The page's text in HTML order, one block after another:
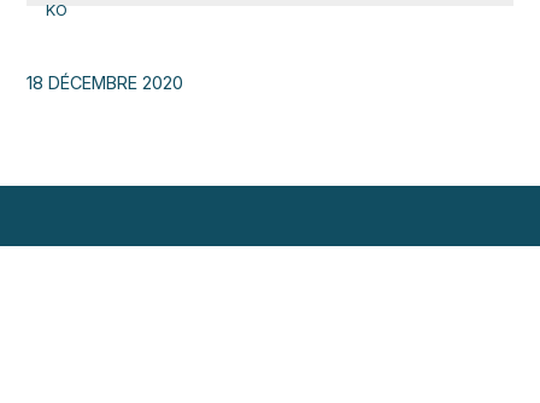
KO
18 DÉCEMBRE 2020